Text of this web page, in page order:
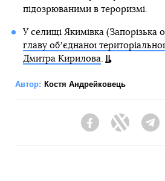
підозрюваними в тероризмі.
У селищі Якимівка (Запорізька
главу обʼєднаної
Дмитра Кирилова.
Автор: Костя Андрейковець
FacebookTwitter